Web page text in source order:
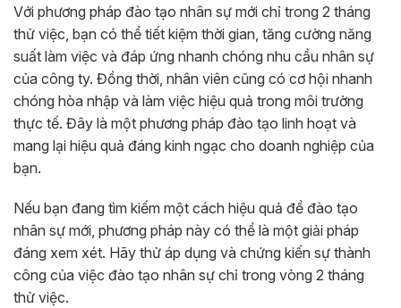
Với phương pháp đào tạo nhân sự mới chỉ trong 2 tháng
thử việc, bạn có thể tiết kiệm thời gian, tăng cường năng
suất làm việc và đáp ứng nhanh chóng nhu cầu nhân sự
của công ty. Đồng thời, nhân viên cũng có cơ hội nhanh
chóng hòa nhập và làm việc hiệu quả trong môi trường
thực tế. Đây là một phương pháp đào tạo linh hoạt và
mang lại hiệu quả đáng kinh ngạc cho doanh nghiệp của
bạn.
Nếu bạn đang tìm kiếm một cách hiệu quả để đào tạo
nhân sự mới, phương pháp này có thể là một giải pháp
đáng xem xét. Hãy thử áp dụng và chứng kiến sự thành
công của việc đào tạo nhân sự chỉ trong vòng 2 tháng
thử việc.